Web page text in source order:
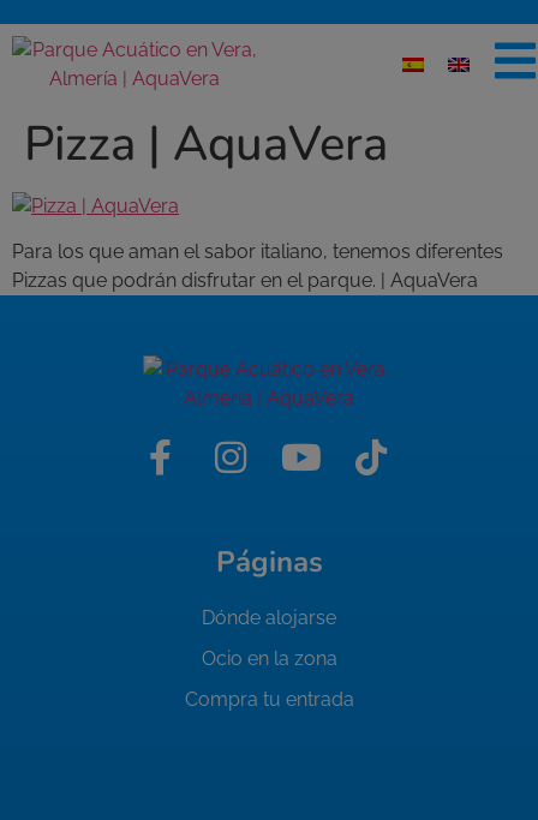
Pizza | AquaVera
Para los que aman el sabor italiano, tenemos diferentes
Pizzas que podrán disfrutar en el parque. | AquaVera
Páginas
Dónde alojarse
Ocio en la zona
Compra tu entrada